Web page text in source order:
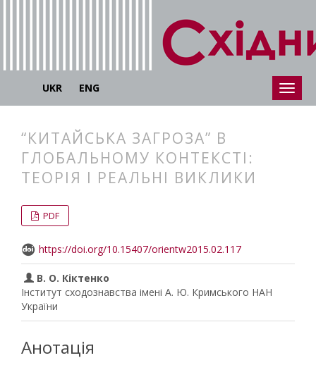
UKR ENG
“КИТАЙСЬКА ЗАГРОЗА” В
ГЛОБАЛЬНОМУ КОНТЕКСТІ:
ТЕОРІЯ І РЕАЛЬНІ ВИКЛИКИ
PDF
https://doi.org/10.15407/orientw2015.02.117
В. О. Кіктенко
Інститут сходознавства імені А. Ю. Кримського НАН
України
Анотація